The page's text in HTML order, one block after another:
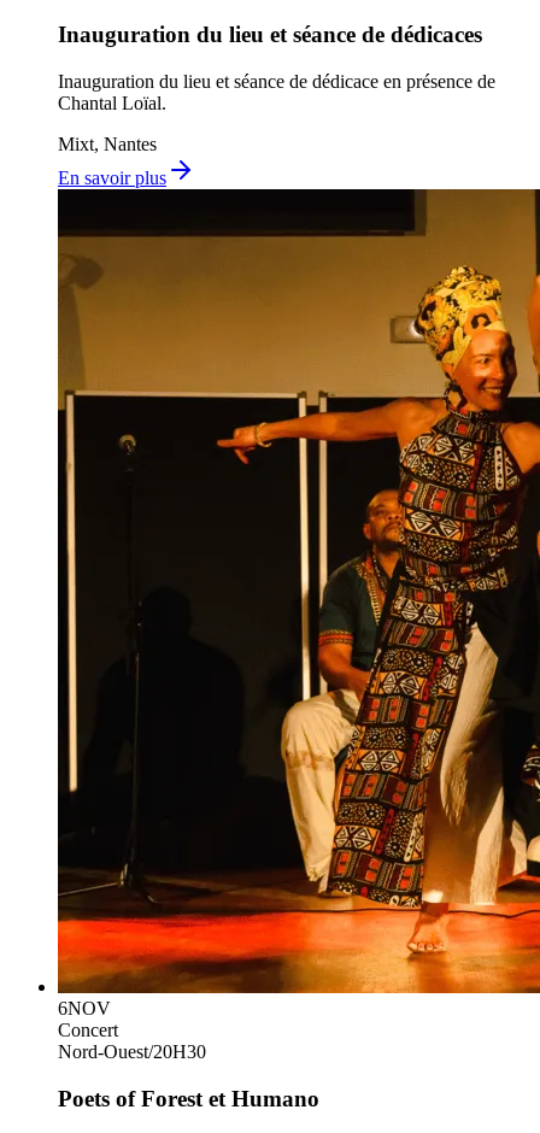
Inauguration du lieu et séance de dédicaces
Inauguration du lieu et séance de dédicace en présence de
Chantal Loïal.
Mixt, Nantes
En savoir plus
6NOV
Concert
Nord-Ouest/20H30
Poets of Forest et Humano